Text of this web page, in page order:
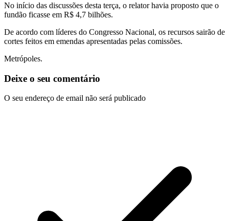
No início das discussões desta terça, o relator havia proposto que o
fundão ficasse em R$ 4,7 bilhões.
De acordo com líderes do Congresso Nacional, os recursos sairão de
cortes feitos em emendas apresentadas pelas comissões.
Metrópoles.
Deixe o seu comentário
O seu endereço de email não será publicado